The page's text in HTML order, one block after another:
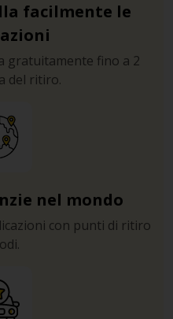
facilmente le
gratuitamente fino a 2
del ritiro.
nel mondo
con punti di ritiro